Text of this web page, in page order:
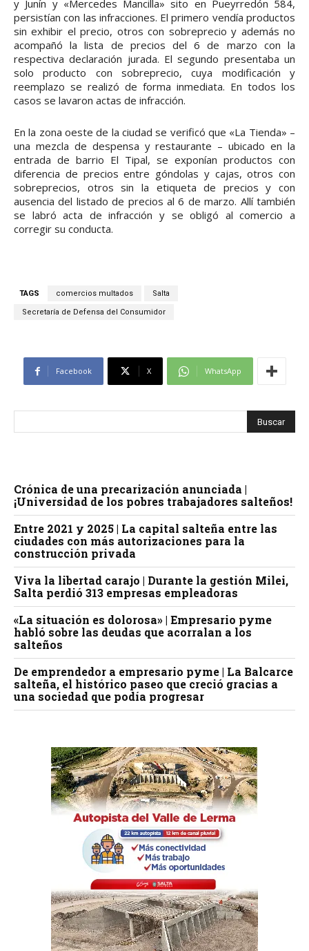
y Junín y «Mercedes Mancilla» sito en Pueyrredón 584,
persistían con las infracciones. El primero vendía productos
sin exhibir el precio, otros con sobreprecio y además no
acompañó la lista de precios del 6 de marzo con la
respectiva declaración jurada. El segundo presentaba un
solo producto con sobreprecio, cuya modificación y
reemplazo se realizó de forma inmediata. En todos los
casos se lavaron actas de infracción.
En la zona oeste de la ciudad se verificó que «La Tienda» –
una mezcla de despensa y restaurante – ubicado en la
entrada de barrio El Tipal, se exponían productos con
diferencia de precios entre góndolas y cajas, otros con
sobreprecios, otros sin la etiqueta de precios y con
ausencia del listado de precios al 6 de marzo. Allí también
se labró acta de infracción y se obligó al comercio a
corregir su conducta.
TAGS comercios multados Salta
Secretaría de Defensa del Consumidor
Facebook X WhatsApp
Crónica de una precarización anunciada |
¡Universidad de los pobres trabajadores salteños!
Entre 2021 y 2025 | La capital salteña entre las
ciudades con más autorizaciones para la
construcción privada
Viva la libertad carajo | Durante la gestión Milei,
Salta perdió 313 empresas empleadoras
«La situación es dolorosa» | Empresario pyme
habló sobre las deudas que acorralan a los
salteños
De emprendedor a empresario pyme | La Balcarce
salteña, el histórico paseo que creció gracias a
una sociedad que podía progresar